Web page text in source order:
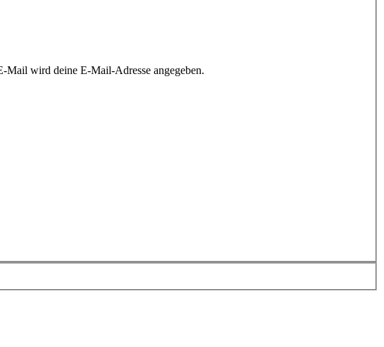
wird deine E-Mail-Adresse angegeben.